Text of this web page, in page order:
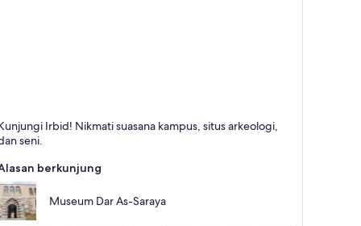
dengan Universitas, Arkeologi dan
Irbid! Nikmati suasana kampus, situs arkeologi,
seni.
berkunjung
Museum Dar As-Saraya